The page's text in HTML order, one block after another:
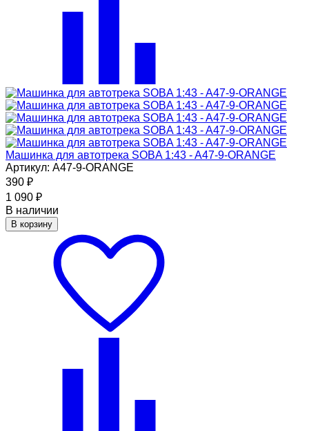
Машинка для автотрека SOBA 1:43 - A47-9-ORANGE
Артикул: A47-9-ORANGE
390 ₽
1 090 ₽
В наличии
В корзину